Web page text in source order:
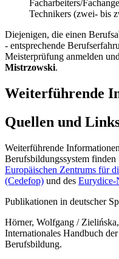
Facharbeiters/
Technikers (zwei- bis
Diejenigen, die einen
- entsprechende
Meisterprüfung anmelden
Mistrzowski.
Weiterführende
Quellen und
Weiterführende
Berufsbildungssystem finden
Europäischen Zentrums für
(Cedefop) und des Eurydice-
Publikationen in deutscher
Hörner, Wolfgang /
Internationales Handbuch
Berufsbildung.